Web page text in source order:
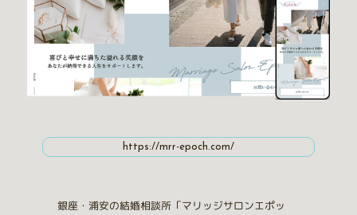
https://mrr-epoch.com/
銀座・浦安の結婚相談所「マリッジサロンエポッ